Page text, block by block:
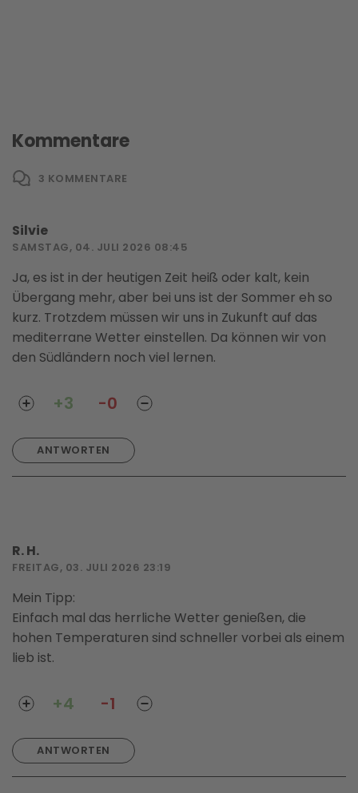
Kommentare
3 KOMMENTARE
Silvie
SAMSTAG, 04. JULI 2026 08:45
Ja, es ist in der heutigen Zeit heiß oder kalt, kein
Übergang mehr, aber bei uns ist der Sommer eh so
kurz. Trotzdem müssen wir uns in Zukunft auf das
mediterrane Wetter einstellen. Da können wir von
den Südländern noch viel lernen.
ANTWORTEN
+3 -0
R. H.
FREITAG, 03. JULI 2026 23:19
Mein Tipp:
Einfach mal das herrliche Wetter genießen, die
hohen Temperaturen sind schneller vorbei als einem
lieb ist.
ANTWORTEN
+4 -1